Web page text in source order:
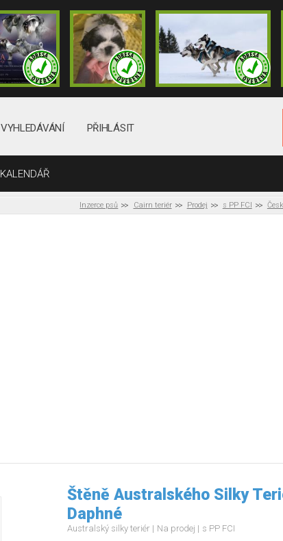
VYHLEDÁVÁNÍ PŘIHLÁSIT
KALENDÁŘ
Inzerce psů Cairn teriér Prodej s PP FCI
Štěně Australského Silky
Daphné
Australský silky teriér Na prodej s PP FCI